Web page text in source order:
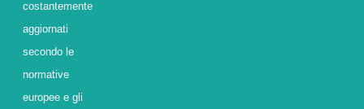
costantemente
aggiornati
secondo le
normative
europee e gli